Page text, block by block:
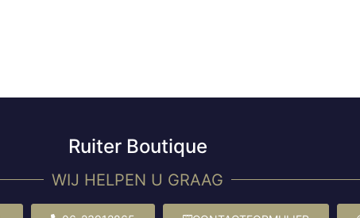
Ruiter Boutique
WIJ HELPEN U GRAAG